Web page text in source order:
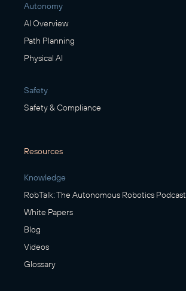
Autonomy
AI Overview
Path Planning
Physical AI
Safety
Safety & Compliance
Resources
Knowledge
RobTalk: The Autonomous Robotics Podcast
White Papers
Blog
Videos
Glossary